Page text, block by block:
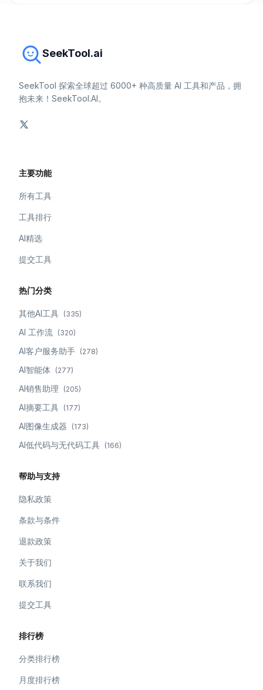
SeekTool.ai
SeekTool 探索全球超过 6000+ 种高质量 AI 工具和产品，拥
抱未来！SeekTool.AI。
主要功能
所有工具
工具排行
AI精选
提交工具
热门分类
其他AI工具 (335)
AI 工作流 (320)
AI客户服务助手 (278)
AI智能体 (277)
AI销售助理 (205)
AI摘要工具 (177)
AI图像生成器 (173)
AI低代码与无代码工具 (166)
帮助与支持
隐私政策
条款与条件
退款政策
关于我们
联系我们
提交工具
排行榜
分类排行榜
月度排行榜